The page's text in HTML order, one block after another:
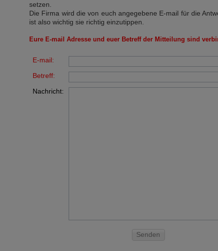
setzen.
Die Firma wird die von euch angegebene E-mail für die
ist also wichtig sie richtig einzutippen.
Eure E-mail Adresse und euer Betreff der Mitteilung sind
E-mail:
Betreff:
Nachricht:
Senden